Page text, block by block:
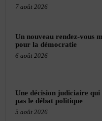
7 août 2026
Un nouveau rendez-vous
pour la démocratie
6 août 2026
Une décision judiciaire qui
pas le débat politique
5 août 2026